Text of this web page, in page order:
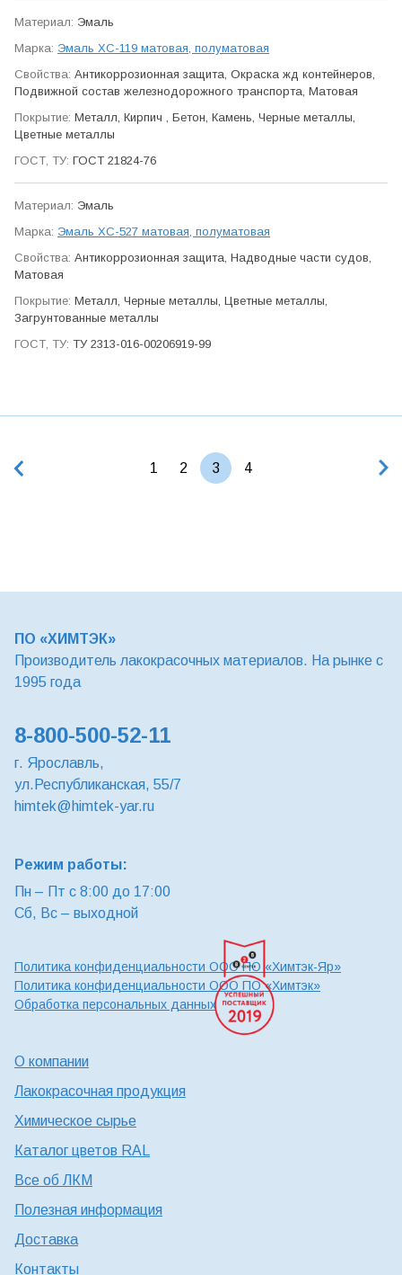
Эмаль
Эмаль ХС-119 матовая, полуматовая
Антикор­розионная защита, Окраска жд контейнеров,
Подвижной состав железно­дорожного транспорта, Матовая
Металл, Кирпич , Бетон, Камень, Черные металлы,
Цветные металлы
ГОСТ 21824-76
Эмаль
Эмаль ХС-527 матовая, полуматовая
Антикор­розионная защита, Надводные части судов,
Матовая
Металл, Черные металлы, Цветные металлы,
Загрунтованные металлы
ТУ 2313-016-00206919-99
1 2 3 4
ПО «ХИМТЭК»
Производитель лакокрасочных материалов. На рынке с
1995 года
8-800-500-52-11
г. Ярославль,
ул.Республиканская, 55/7
himtek@himtek-yar.ru
Режим работы:
Пн – Пт с 8:00 до 17:00
Сб, Вс – выходной
Политика конфиденциальности ООО ПО «Химтэк-Яр»
Политика конфиденциальности ООО ПО «Химтэк»
Обработка персональных данных
О компании
Лакокрасочная продукция
Химическое сырье
Каталог цветов RAL
Все об ЛКМ
Полезная информация
Доставка
Контакты